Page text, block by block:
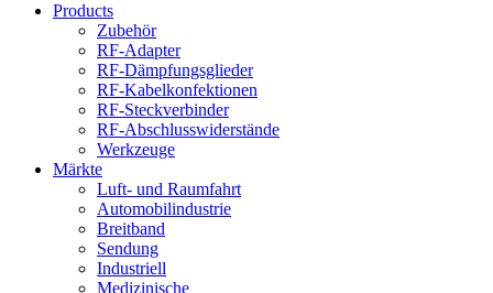
Products
Zubehör
RF-Adapter
RF-Dämpfungsglieder
RF-Kabelkonfektionen
RF-Steckverbinder
RF-Abschlusswiderstände
Werkzeuge
Märkte
Luft- und Raumfahrt
Automobilindustrie
Breitband
Sendung
Industriell
Medizinische